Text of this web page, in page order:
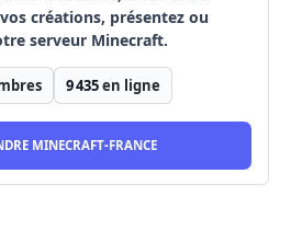
créations, présentez ou
serveur Minecraft.
9 435en ligne
MINECRAFT-FRANCE